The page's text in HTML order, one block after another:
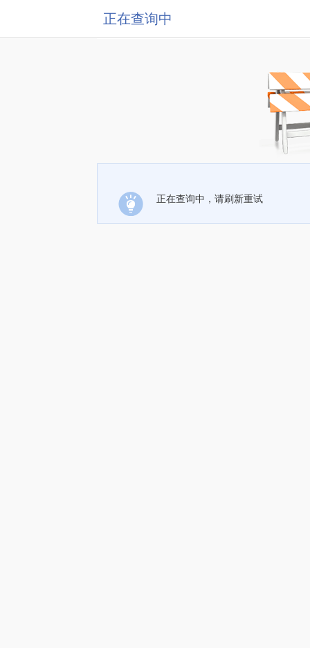
正在查询中
正在查询中，请刷新重试